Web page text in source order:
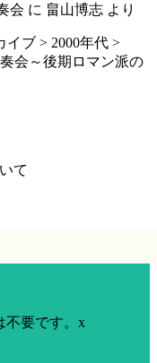
会 に 畠山博志 より
イブ > 2000年代 >
会～後期ロマン派の
て
要です。 x